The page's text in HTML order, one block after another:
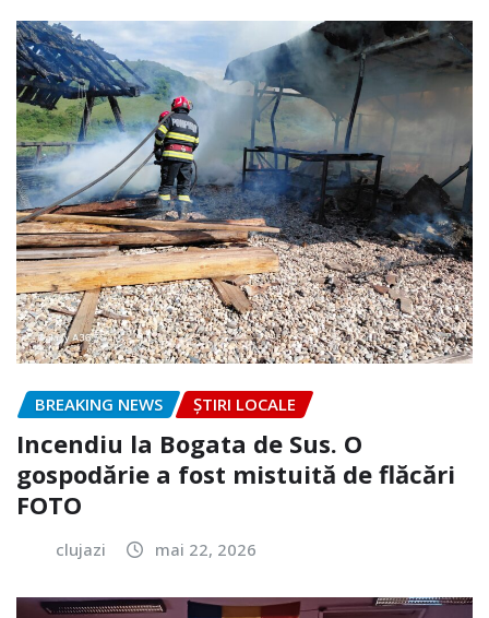
BREAKING NEWS ȘTIRI LOCALE
Incendiu la Bogata de Sus. O
gospodărie a fost mistuită de flăcări
FOTO
clujazi mai 22, 2026